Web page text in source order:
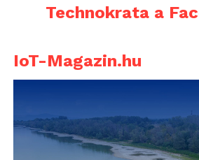
Technokrata a
IoT-Magazin.hu